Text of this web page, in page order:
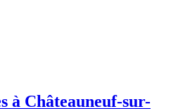
à Châteauneuf-sur-